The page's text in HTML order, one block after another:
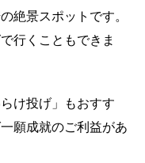
絶景スポットです。
行くこともできま
け投げ」もおすす
願成就のご利益があ